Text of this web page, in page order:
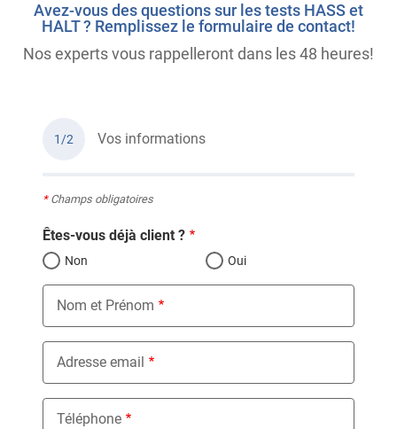
Avez-vous des questions sur les tests HASS et
HALT ? Remplissez le formulaire de contact!
Nos experts vous rappelleront dans les 48 heures!
1/2 Vos informations
*Champs obligatoires
Êtes-vous déjà client ?
Non Oui
Nom et Prénom
Adresse email
Téléphone